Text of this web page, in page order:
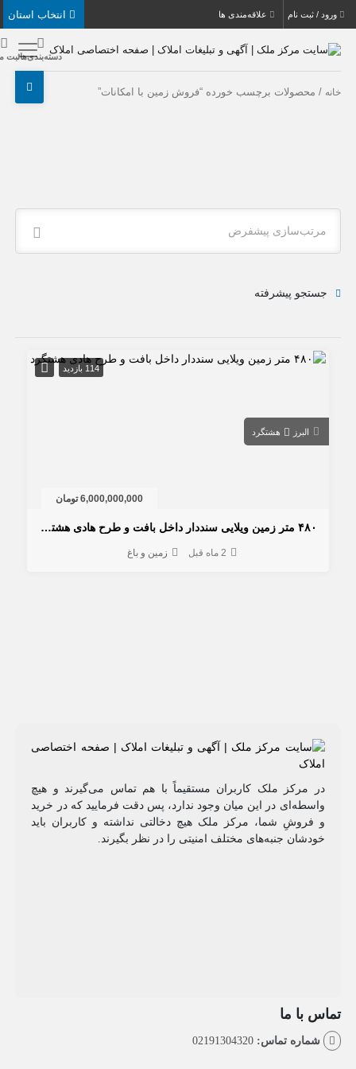
نام علاقه‌مندی ها
دسته‌بندی‌هاثبت ملک
برچسب خورده “فروش زمین با امکانات”
پیشفرض
پیشرفته
هشتگرد
6,000,000,000 تومان
۴۸۰ متر زمین ویلایی سنددار داخل بافت و طرح هادی هشتگرد
زمین و باغ
مرکز ملک کاربران مستقیماً با هم تماس می‌گیرند و هیچ
در این میان وجود ندارد، پس دقت فرمایید که در خرید
شما، مرکز ملک هیچ دخالتی نداشته و کاربران باید
جنبه‌های مختلف امنیتی را در نظر بگیرند.
ما
تماس: 02191304320